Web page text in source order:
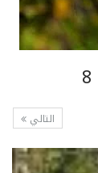
التالي